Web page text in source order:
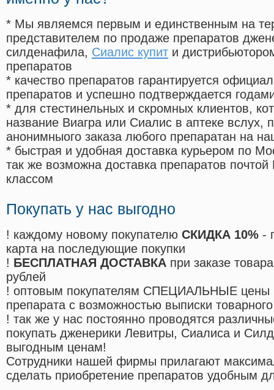
* Мы являемся первым и единственным на
представителем по продаже препаратов
силденафила, Сиалис купит и
препаратов
* качество препаратов гарантируется
препаратов и успешно подтверждается
* для стестинельных и скромных клиентов,
название Виагра или Сиалис в аптеке вслух,
анонимныого заказа любого препаратан на
* быстрая и удобная доставка курьером по
так же возможна доставка препаратов
классом
Покупать у нас выгодно
! каждому новому покупателю СКИДКА 10% -
карта на последующие покупки
! БЕСПЛАТНАЯ ДОСТАВКА при заказе
рублей
! оптовым покупателям СПЕЦИАЛЬНЫЕ цены
препарата с возможностью выписки
! так же у нас постоянно проводятся
покупать дженерики Левитры, Сиалиса и
выгодным ценам!
Cотрудники нашей фирмы прилагают
сделать приобретение препаратов удобным